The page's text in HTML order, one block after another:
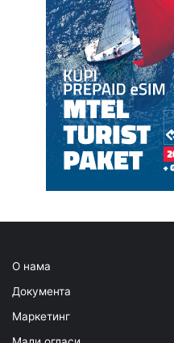
О нама
Документа
Маркетинг